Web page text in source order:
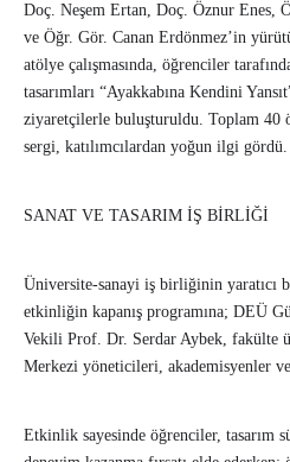
Doç. Neşem Ertan, Doç. Öznur Enes,
ve Öğr. Gör. Canan Erdönmez’in
atölye çalışmasında, öğrenciler
tasarımları “Ayakkabına Kendini
ziyaretçilerle buluşturuldu. Toplam 40
sergi, katılımcılardan yoğun ilgi gördü.
SANAT VE TASARIM İŞ BİRLİĞİ
Üniversite-sanayi iş birliğinin yaratıcı
etkinliğin kapanış programına; DEÜ
Vekili Prof. Dr. Serdar Aybek, fakülte
Merkezi yöneticileri, akademisyenler
Etkinlik sayesinde öğrenciler, tasarım